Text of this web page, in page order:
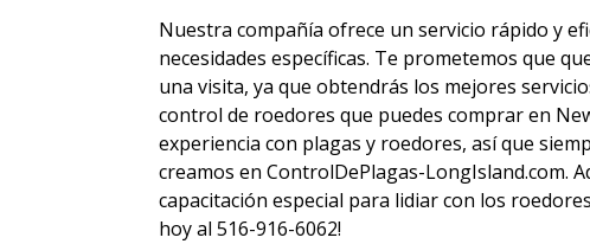
Nuestra compañía ofrece un servicio rápido y
necesidades específicas. Te prometemos que
una visita, ya que obtendrás los mejores
control de roedores que puedes comprar en
experiencia con plagas y roedores, así que
creamos en ControlDePlagas-LongIsland.com.
capacitación especial para lidiar con los
hoy al 516-916-6062!